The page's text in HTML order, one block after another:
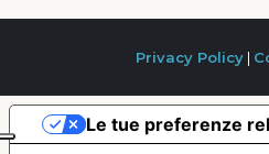
Privacy Policy |
Le tue preferenze